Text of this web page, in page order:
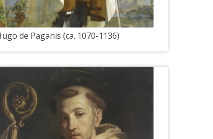
de Paganis (ca. 1070-1136)